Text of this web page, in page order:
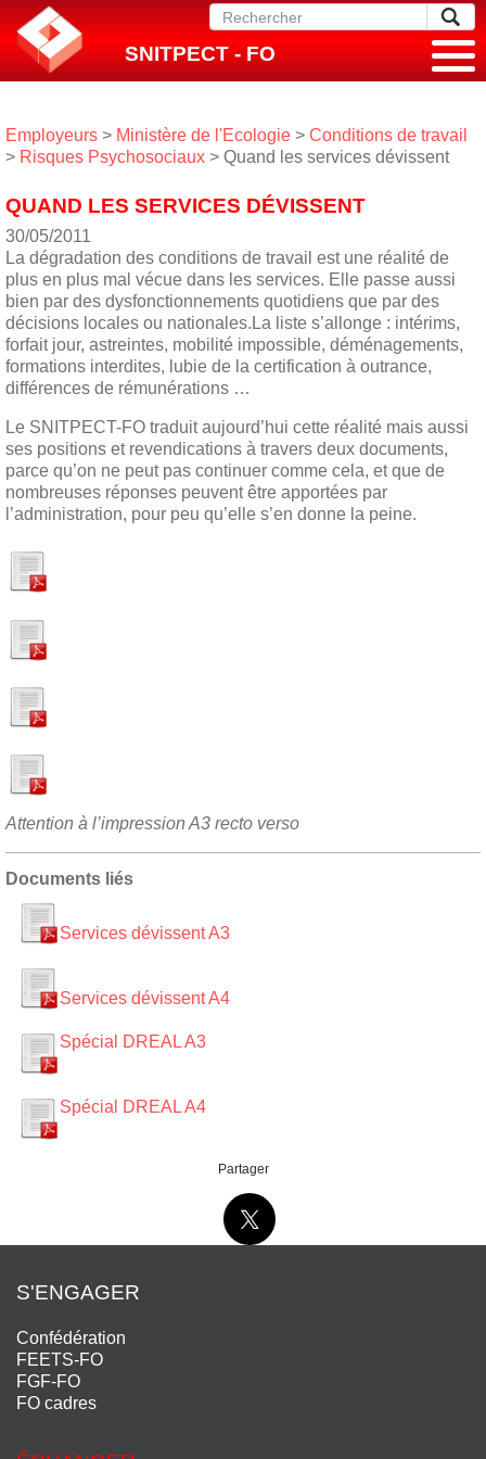
SNITPECT - FO
Employeurs > Ministère de l'Ecologie > Conditions de travail
> Risques Psychosociaux > Quand les services dévissent
QUAND LES SERVICES DÉVISSENT
30/05/2011
La dégradation des conditions de travail est une réalité de
plus en plus mal vécue dans les services. Elle passe aussi
bien par des dysfonctionnements quotidiens que par des
décisions locales ou nationales.La liste s’allonge : intérims,
forfait jour, astreintes, mobilité impossible, déménagements,
formations interdites, lubie de la certification à outrance,
différences de rémunérations …
Le SNITPECT-FO traduit aujourd’hui cette réalité mais aussi
ses positions et revendications à travers deux documents,
parce qu’on ne peut pas continuer comme cela, et que de
nombreuses réponses peuvent être apportées par
l’administration, pour peu qu’elle s’en donne la peine.
Attention à l’impression A3 recto verso
Documents liés
Services dévissent A3
Services dévissent A4
Spécial DREAL A3
Spécial DREAL A4
Partager
S'ENGAGER
Confédération
FEETS-FO
FGF-FO
FO cadres